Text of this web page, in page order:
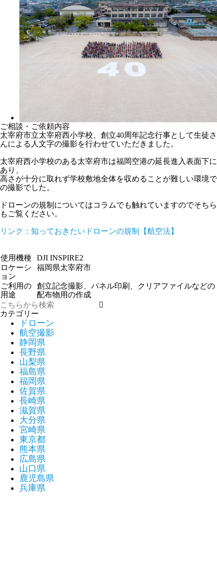
ご相談・ご依頼内容
太宰府市立太宰府西小学校、創立40周年記念行事として生徒さ
んによる人文字の撮影を行わせていただきました。
太宰府西小学校のある太宰府市は福岡空港の延長進入表面下に
あり、
高さが十分に取れず学校敷地全体を収めることが難しい環境で
の撮影でした。
ドローンの規制についてはコラムでも触れていますのでそちら
もご覧ください。
リンク：知っておきたいドローンの規制【航空法】
使用機種
DJI INSPIRE2
ロケーシ
ョン
福岡県太宰府市
ご利用の
用途
創立記念撮影、パネル印刷、クリアファイルなどの
配布物用の作成
カテゴリー
ドローン
航空撮影
静岡県
長野県
山梨県
福島県
福岡県
佐賀県
長崎県
滋賀県
大分県
宮崎県
東京都
熊本県
広島県
山口県
鹿児島県
兵庫県